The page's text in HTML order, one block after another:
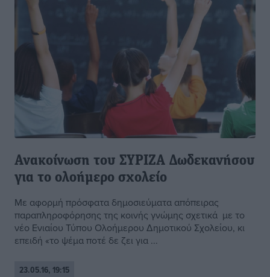
Ανακοίνωση του ΣΥΡΙΖΑ Δωδεκανήσου
για το ολοήμερο σχολείο
Με αφορμή πρόσφατα δημοσιεύματα απόπειρας
παραπληροφόρησης της κοινής γνώμης σχετικά με το
νέο Ενιαίου Τύπου Ολοήμερου Δημοτικού Σχολείου, κι
επειδή «το ψέμα ποτέ δε ζει για ...
23.05.16, 19:15